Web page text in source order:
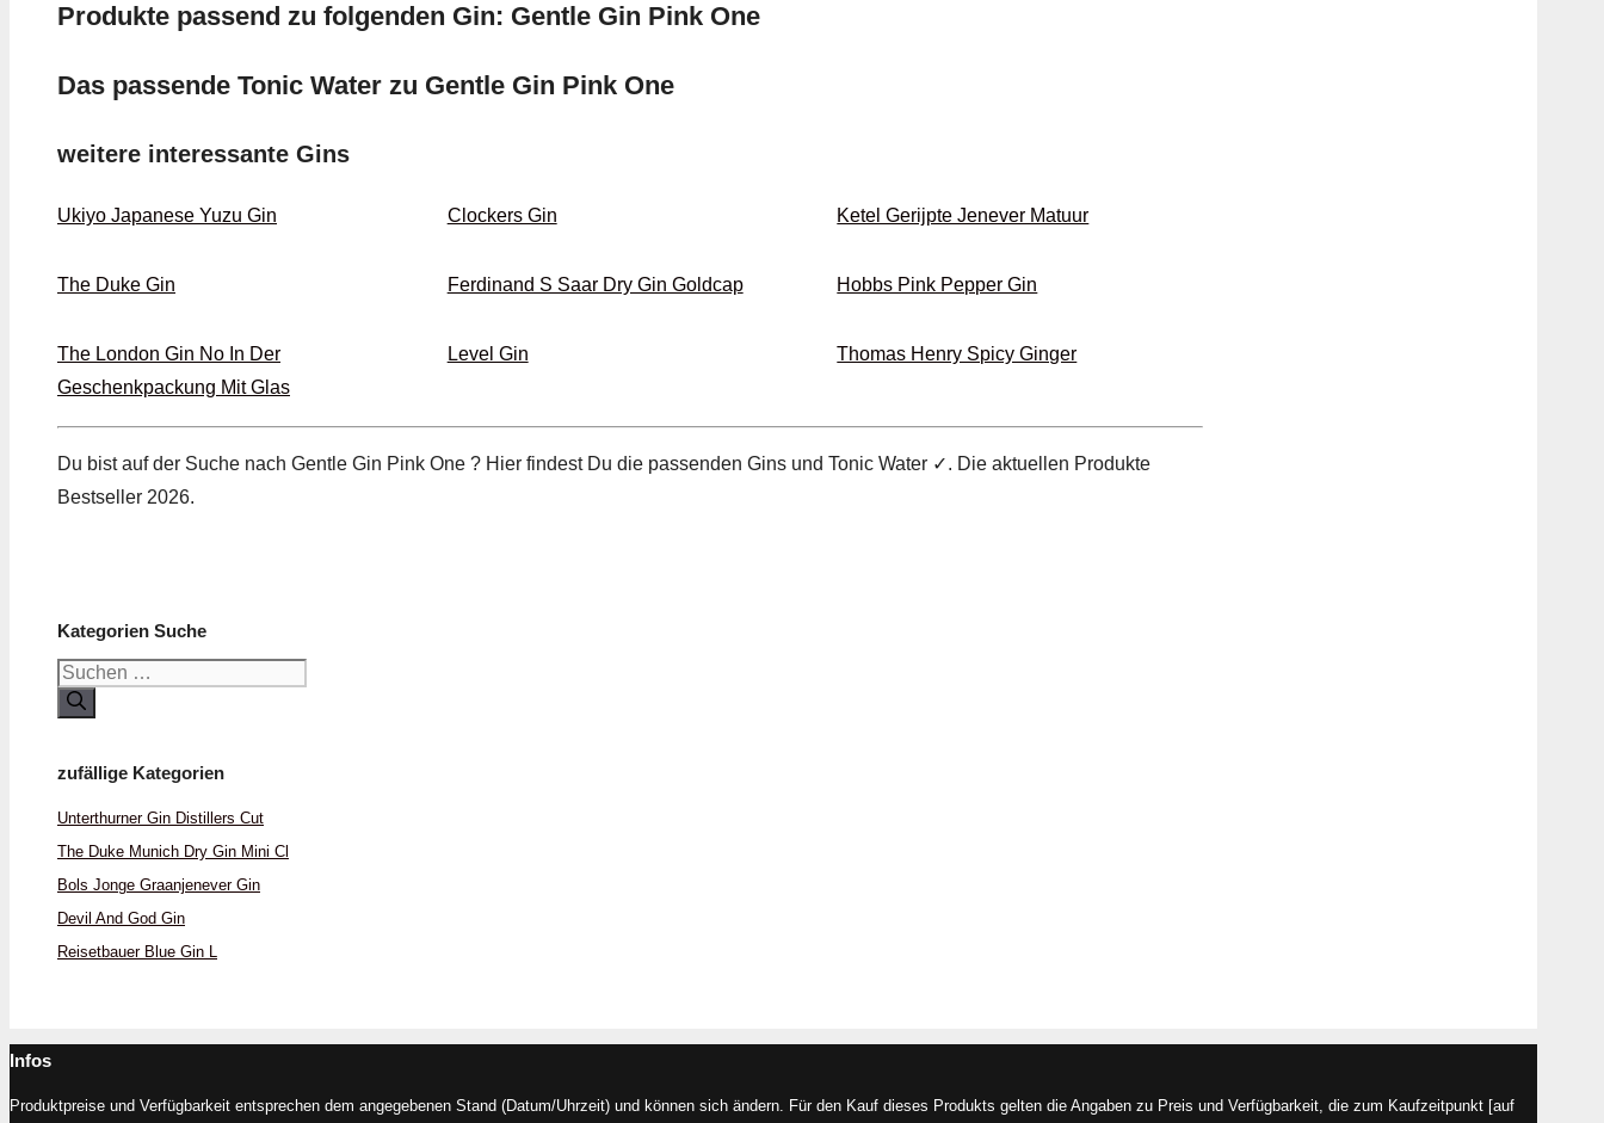
Produkte passend zu folgenden Gin: Gentle Gin Pink One
Das passende Tonic Water zu Gentle Gin Pink One
weitere interessante Gins
Ukiyo Japanese Yuzu Gin Clockers Gin Ketel Gerijpte Jenever Matuur
The Duke Gin Ferdinand S Saar Dry Gin Goldcap Hobbs Pink Pepper Gin
The London Gin No In Der
Geschenkpackung Mit Glas
Level Gin Thomas Henry Spicy Ginger
Du bist auf der Suche nach Gentle Gin Pink One ? Hier findest Du die passenden Gins und Tonic Water ✓. Die aktuellen Produkte
Bestseller 2026.
Kategorien Suche
Suchen
nach:
zufällige Kategorien
Unterthurner Gin Distillers Cut
The Duke Munich Dry Gin Mini Cl
Bols Jonge Graanjenever Gin
Devil And God Gin
Reisetbauer Blue Gin L
Infos
Produktpreise und Verfügbarkeit entsprechen dem angegebenen Stand (Datum/Uhrzeit) und können sich ändern. Für den Kauf dieses Produkts gelten die Angaben zu Preis und Verfügbarkeit, die zum Kaufzeitpunkt [auf